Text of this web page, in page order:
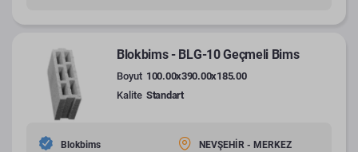
Blokbims - BLG-10 Geçmeli Bims
Boyut 100.00x390.00x185.00
Kalite Standart
Blokbims NEVŞEHİR - MERKEZ